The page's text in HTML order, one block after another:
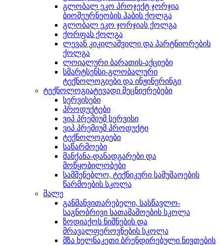
გლობალ ეკო პროჯექტ ჯორჯია
ბიომეურნეობის ჰაბის ქოლგა
გლობალ ეკო ჯორჯიას ქოლგა
ქორფას ქოლგა
ლევან კიკილაშვილი და პარტნიორების
ქოლგა
ლოიალური ბარათის-აქციები
სმარტსენსი-გლობალური
ტექნოლოგიები და ინჟინერინგი
ტექნოლოგიატევადი მეცნიერებები
სერვისები
პროდუქტები
ვიპ პრემიუმ სერვისი
ვიპ პრემიუმ პროდუქტი
ტექნოლოგიები
საწარმოები
მანქანა-დანადგარები და
მოწყობილობები
სამშენებლო, ტექნიკური სამუშაოების
წარმოების სკოლა
მალე
განმანვითარებელი, სასწავლო-
საგნობრივი სათამაშოების სკოლა
ზოდიაქოს ნიშნების და
მრავალფეროვნების სკოლა
მზა ხელნაკეთი ბრენდირებული ნივთების